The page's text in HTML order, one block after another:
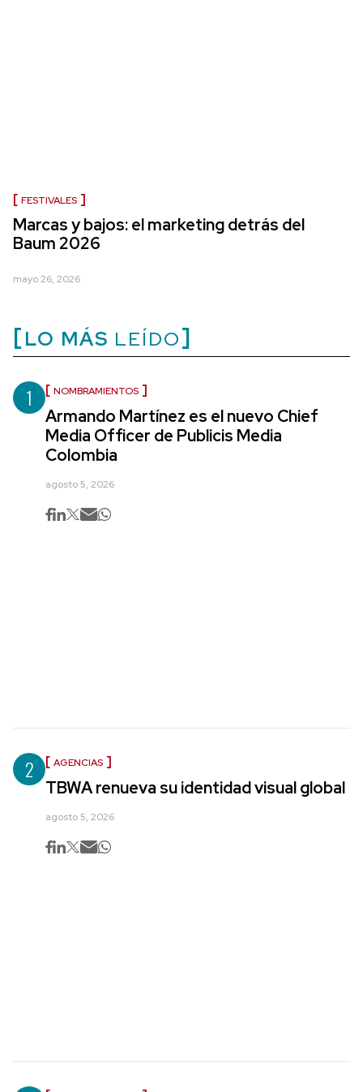
FESTIVALES
Marcas y bajos: el marketing detrás del
Baum 2026
mayo 26, 2026
LO MÁS LEÍDO
1 NOMBRAMIENTOS
Armando Martínez es el nuevo Chief
Media Officer de Publicis Media
Colombia
agosto 5, 2026
2 AGENCIAS
TBWA renueva su identidad visual global
agosto 5, 2026